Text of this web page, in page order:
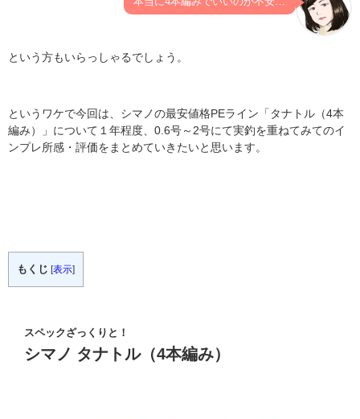
という方もいらっしゃるでしょう。
というワケで今回は、シマノの最安値格PEライン「タナトル（4本
編み）」について１年程度、0.6号～2号にて実釣を重ねてみてのイ
ンプレ所感・評価をまとめていきたいと思います。
もくじ 表示
スペックざっくりと！
シマノ タナトル（4本編み）